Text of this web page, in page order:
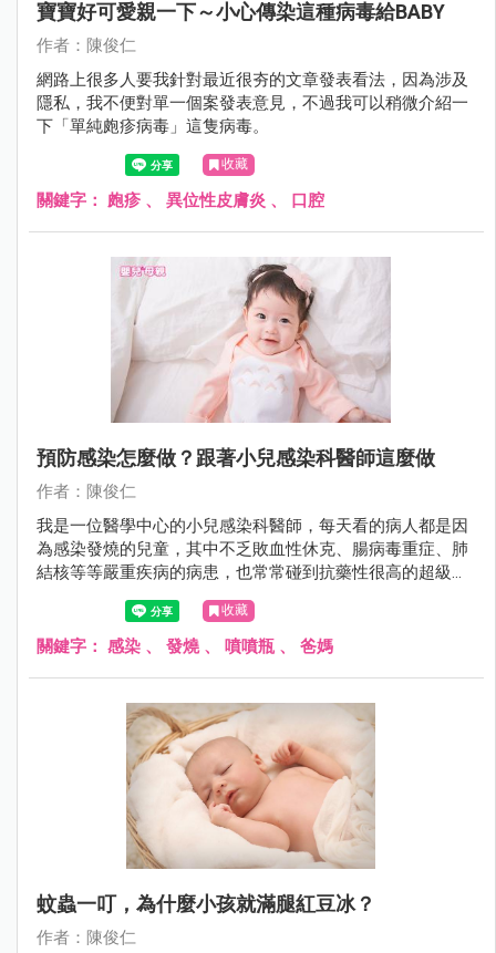
寶寶好可愛親一下～小心傳染這種病毒給BABY
作者：陳俊仁
網路上很多人要我針對最近很夯的文章發表看法，因為涉及
隱私，我不便對單一個案發表意見，不過我可以稍微介紹一
下「單純皰疹病毒」這隻病毒。
收藏
關鍵字： 皰疹 、 異位性皮膚炎 、 口腔
預防感染怎麼做？跟著小兒感染科醫師這麼做
作者：陳俊仁
我是一位醫學中心的小兒感染科醫師，每天看的病人都是因
為感染發燒的兒童，其中不乏敗血性休克、腸病毒重症、肺
結核等等嚴重疾病的病患，也常常碰到抗藥性很高的超級細
菌，偏偏我是兩個25周極度早產兒的爸爸，我都開玩笑說：
「我是個很髒的爸爸」，可是兩個寶寶卻是抵抗力很差的早
產兒，難道我都不要抱寶寶嗎？那我平常是怎麼做的呢？
收藏
關鍵字： 感染 、 發燒、 噴噴瓶 、 爸媽
蚊蟲一叮，為什麼小孩就滿腿紅豆冰？
作者：陳俊仁